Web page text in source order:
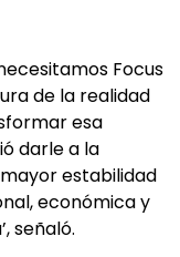
Focus
de la realidad
esa
darle a la
estabilidad
económica y
señaló.